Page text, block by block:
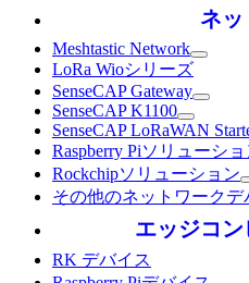
ネッ
Meshtastic Network
LoRa Wioシリーズ
SenseCAP Gateway
SenseCAP K1100
SenseCAP LoRaWAN
Raspberry Piソリューショ
Rockchipソリューション
その他のネットワークデ
エッジコ
RK デバイス